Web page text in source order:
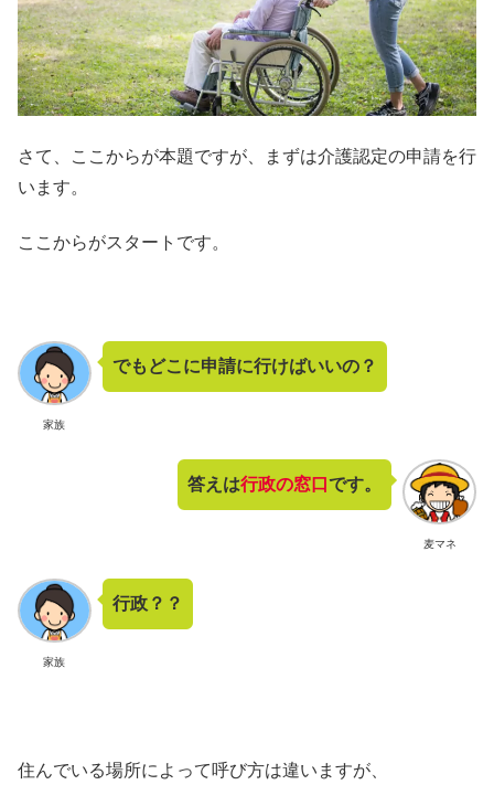
さて、ここからが本題ですが、まずは介護認定の申請を行
います。
ここからがスタートです。
家族
でもどこに申請に行けばいいの？
麦マネ
答えは行政の窓口です。
家族
行政？？
住んでいる場所によって呼び方は違いますが、